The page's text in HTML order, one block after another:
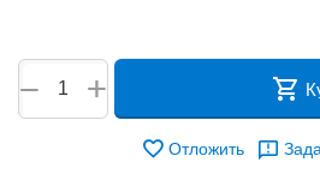
+
−
Отложить